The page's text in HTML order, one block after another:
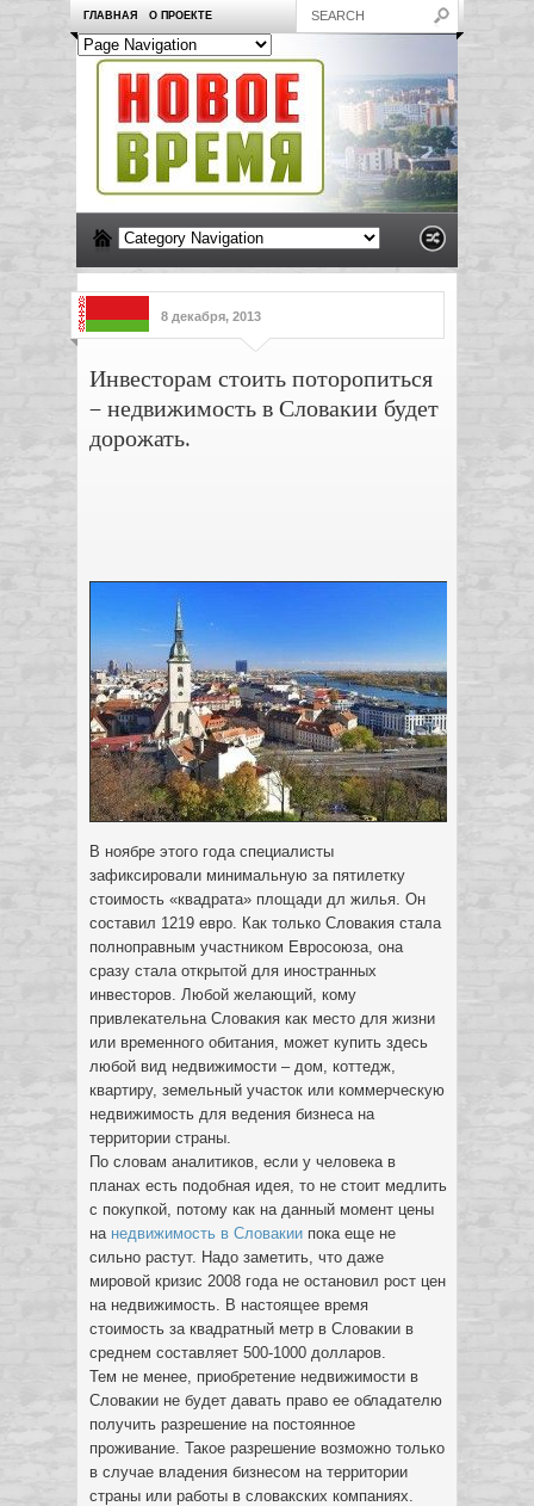
ГЛАВНАЯ О ПРОЕКТЕ
8 декабря, 2013
Инвесторам стоить поторопиться
– недвижимость в Словакии будет
дорожать.
В ноябре этого года специалисты
зафиксировали минимальную за пятилетку
стоимость «квадрата» площади дл жилья. Он
составил 1219 евро. Как только Словакия стала
полноправным участником Евросоюза, она
сразу стала открытой для иностранных
инвесторов. Любой желающий, кому
привлекательна Словакия как место для жизни
или временного обитания, может купить здесь
любой вид недвижимости – дом, коттедж,
квартиру, земельный участок или коммерческую
недвижимость для ведения бизнеса на
территории страны.
По словам аналитиков, если у человека в
планах есть подобная идея, то не стоит медлить
с покупкой, потому как на данный момент цены
на недвижимость в Словакии пока еще не
сильно растут. Надо заметить, что даже
мировой кризис 2008 года не остановил рост цен
на недвижимость. В настоящее время
стоимость за квадратный метр в Словакии в
среднем составляет 500-1000 долларов.
Тем не менее, приобретение недвижимости в
Словакии не будет давать право ее обладателю
получить разрешение на постоянное
проживание. Такое разрешение возможно только
в случае владения бизнесом на территории
страны или работы в словакских компаниях.